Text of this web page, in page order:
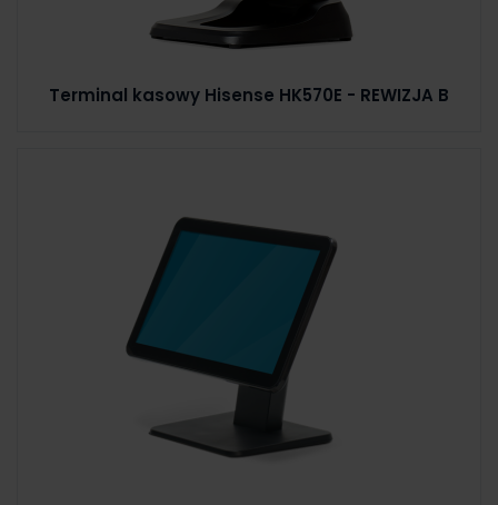
Terminal kasowy Hisense HK570E - REWIZJA B